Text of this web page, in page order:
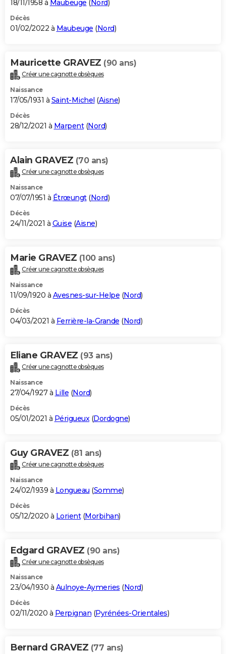
18/11/1958 à Maubeuge ( Nord)
Décès
01/02/2022 à Maubeuge (Nord)
Mauricette GRAVEZ (90 ans)
Créer une cagnotte obsèques
Naissance
17/05/1931 à Saint-Michel (Aisne)
Décès
28/12/2021 à Marpent(Nord)
Alain GRAVEZ (70 ans)
Créer une cagnotte obsèques
Naissance
07/07/1951 à Étrœungt(Nord)
Décès
24/11/2021 à Guise (Aisne)
Marie GRAVEZ (100 ans)
Créer une cagnotte obsèques
Naissance
11/09/1920 à Avesnes-sur-Helpe (Nord)
Décès
04/03/2021 à Ferrière-la-Grande (Nord)
Eliane GRAVEZ (93 ans)
Créer une cagnotte obsèques
Naissance
27/04/1927 à Lille (Nord)
Décès
05/01/2021 à Périgueux(Dordogne)
Guy GRAVEZ (81 ans)
Créer une cagnotte obsèques
Naissance
24/02/1939 à Longueau (Somme)
Décès
05/12/2020 à Lorient(Morbihan)
Edgard GRAVEZ (90 ans)
Créer une cagnotte obsèques
Naissance
23/04/1930 à Aulnoye-Aymeries (Nord)
Décès
02/11/2020 à Perpignan (Pyrénées-Orientales)
Bernard GRAVEZ (77 ans)